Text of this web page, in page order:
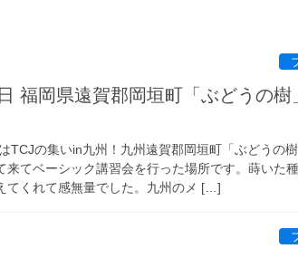
福岡県遠賀郡岡垣町「ぶどうの樹
TCJの集いin九州！九州遠賀郡岡垣町「ぶどうの
来てベーシック講習会を行った場所です。蒔いた
てくれて感無量でした。九州のメ […]